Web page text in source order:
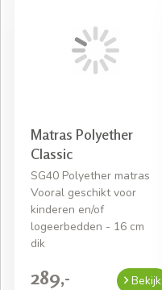
Matras Polyether
Classic
SG40 Polyether matras
Vooral geschikt voor
kinderen en/of
logeerbedden - 16 cm
dik
289,- Bekijk